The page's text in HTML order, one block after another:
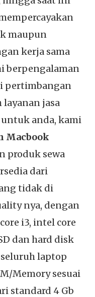
maupun
kerja sama
berpengalaman
pertimbangan
jasa
untuk anda, kami
Macbook
produk sewa
dari
tidak di
nya, dengan
i3, intel core
dan hard disk
seluruh laptop
Memory sesuai
standard 4 Gb